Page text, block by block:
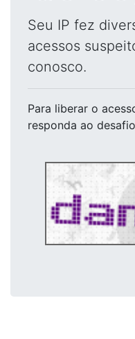
Seu IP fez
acessos
conosco.
Para liberar o
responda ao